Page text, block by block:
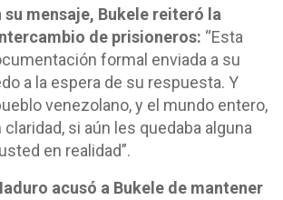
su mensaje, Bukele reiteró la
de prisioneros: “Esta
formal enviada a su
a la espera de su respuesta. Y
venezolano, y el mundo entero,
si aún les quedaba alguna
en realidad”.
acusó a Bukele de mantener